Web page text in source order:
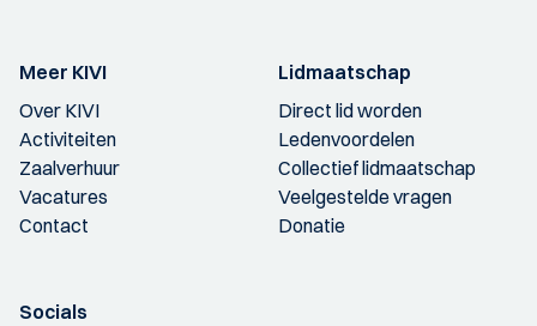
Meer KIVI
Over KIVI
Activiteiten
Zaalverhuur
Vacatures
Contact
Lidmaatschap
Direct lid worden
Ledenvoordelen
Collectief lidmaatschap
Veelgestelde vragen
Donatie
Socials